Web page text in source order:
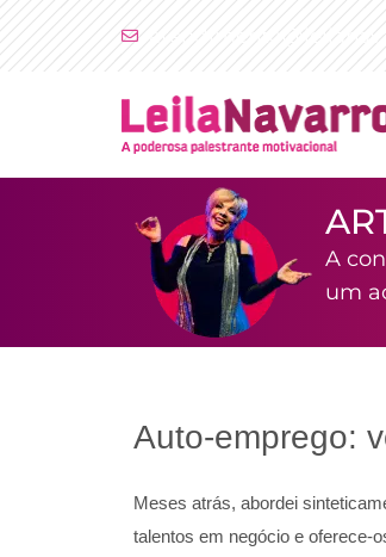
A
um
Auto-emprego:
Meses atrás, abordei
talentos em negócio e oferece-